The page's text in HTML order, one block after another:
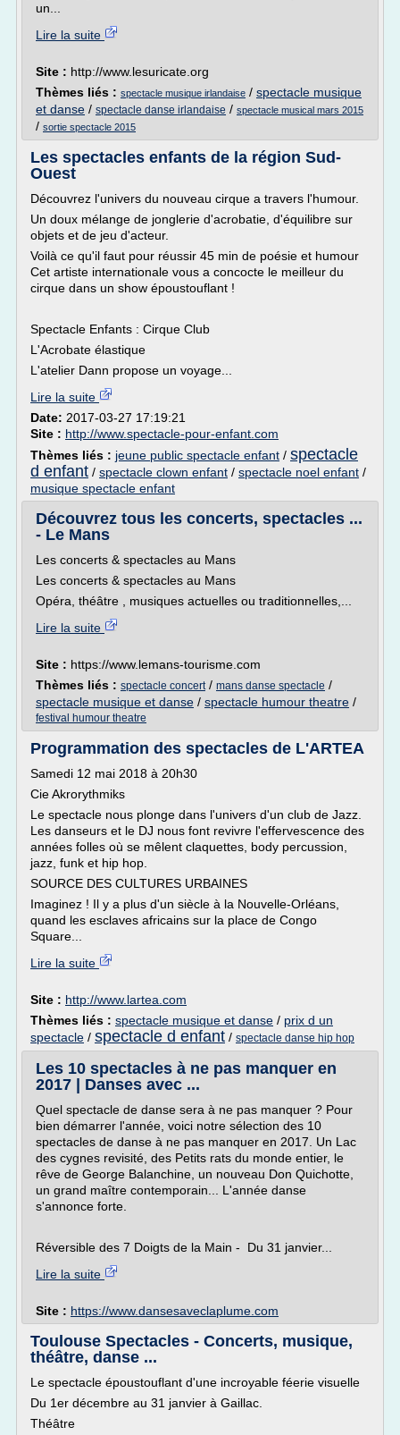
un...
Lire la suite
Site : http://www.lesuricate.org
Thèmes liés : spectacle musique irlandaise / spectacle musique
et danse / spectacle danse irlandaise / spectacle musical mars 2015
/ sortie spectacle 2015
Les spectacles enfants de la région Sud-
Ouest
Découvrez l'univers du nouveau cirque a travers l'humour.
Un doux mélange de jonglerie d'acrobatie, d'équilibre sur
objets et de jeu d'acteur.
Voilà ce qu'il faut pour réussir 45 min de poésie et humour
Cet artiste internationale vous a concocte le meilleur du
cirque dans un show époustouflant !
Spectacle Enfants : Cirque Club
L'Acrobate élastique
L'atelier Dann propose un voyage...
Lire la suite
Date: 2017-03-27 17:19:21
Site : http://www.spectacle-pour-enfant.com
Thèmes liés : jeune public spectacle enfant / spectacle
d enfant / spectacle clown enfant / spectacle noel enfant /
musique spectacle enfant
Découvrez tous les concerts, spectacles ...
- Le Mans
Les concerts & spectacles au Mans
Les concerts & spectacles au Mans
Opéra, théâtre , musiques actuelles ou traditionnelles,...
Lire la suite
Site : https://www.lemans-tourisme.com
Thèmes liés : spectacle concert/ mans danse spectacle /
spectacle musique et danse / spectacle humour theatre /
festival humour theatre
Programmation des spectacles de L'ARTEA
Samedi 12 mai 2018 à 20h30
Cie Akrorythmiks
Le spectacle nous plonge dans l'univers d'un club de Jazz.
Les danseurs et le DJ nous font revivre l'effervescence des
années folles où se mêlent claquettes, body percussion,
jazz, funk et hip hop.
SOURCE DES CULTURES URBAINES
Imaginez ! Il y a plus d'un siècle à la Nouvelle-Orléans,
quand les esclaves africains sur la place de Congo
Square...
Lire la suite
Site : http://www.lartea.com
Thèmes liés : spectacle musique et danse / prix d un
spectacle / spectacle d enfant / spectacle danse hip hop
Les 10 spectacles à ne pas manquer en
2017 | Danses avec ...
Quel spectacle de danse sera à ne pas manquer ? Pour
bien démarrer l'année, voici notre sélection des 10
spectacles de danse à ne pas manquer en 2017. Un Lac
des cygnes revisité, des Petits rats du monde entier, le
rêve de George Balanchine, un nouveau Don Quichotte,
un grand maître contemporain... L'année danse
s'annonce forte.
Réversible des 7 Doigts de la Main - Du 31 janvier...
Lire la suite
Site : https://www.dansesaveclaplume.com
Toulouse Spectacles - Concerts, musique,
théâtre, danse ...
Le spectacle époustouflant d'une incroyable féerie visuelle
Du 1er décembre au 31 janvier à Gaillac.
Théâtre